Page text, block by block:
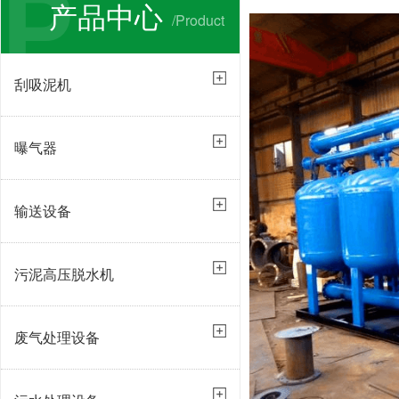
产品中心 /Product
刮吸泥机
曝气器
输送设备
污泥高压脱水机
废气处理设备